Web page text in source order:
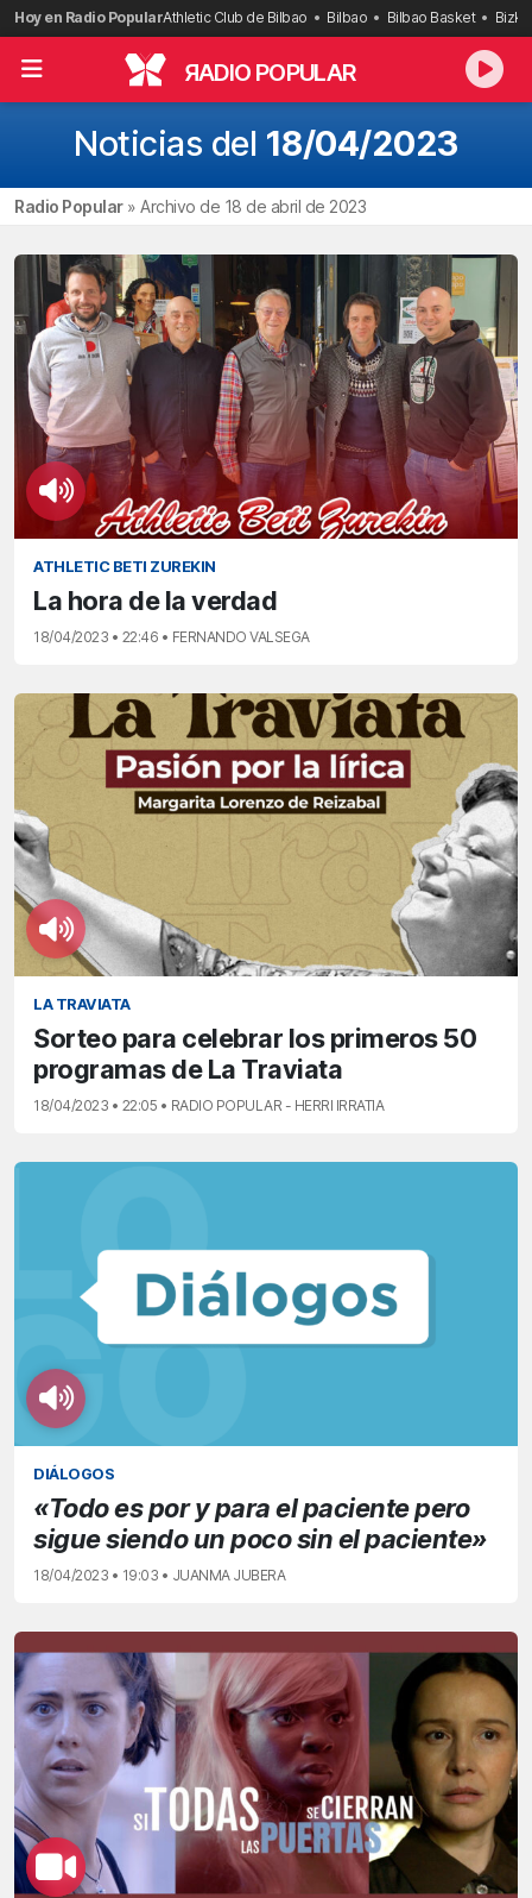
Saltar
al
contenido
Hoy en Radio PopularAthletic Club de Bilbao Bilbao Bilbao Basket
RADIO POPULAR
Noticias del 18/04/2023
Radio Popular» Archivo de 18 de abril de 2023
ATHLETIC BETI ZUREKIN
La hora de la verdad
18/04/2023 • 22:46 • FERNANDO VALSEGA
LA TRAVIATA
Sorteo para celebrar los primeros 50
programas de La Traviata
18/04/2023 • 22:05 • RADIO POPULAR - HERRI IRRATIA
DIÁLOGOS
«Todo es por y para el paciente pero
sigue siendo un poco sin el paciente»
18/04/2023 • 19:03 • JUANMA JUBERA